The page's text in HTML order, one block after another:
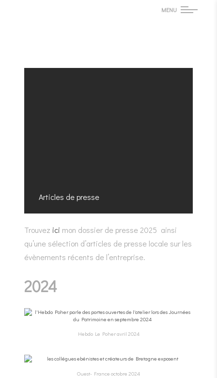
MENU
Articles de presse
Trouvez ici mon dossier de presse 2025 ainsi
qu’une sélection d’articles de presse locale sur les
évènements récents de l’entreprise.
2024
Hebdo Le Poher avril 2024
Ouest- France octobre 2024